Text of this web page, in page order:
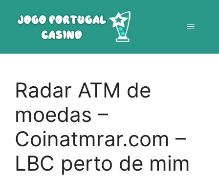
Menu
Radar ATM de
moedas –
Coinatmrar.com –
LBC perto de mim